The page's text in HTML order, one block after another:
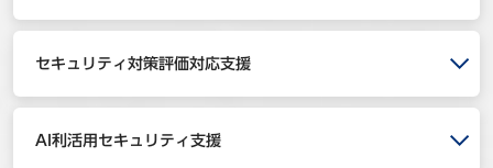
セミナ−
ニュース
セキュリティ対策評価対応支援
AI利活用セキュリティ支援